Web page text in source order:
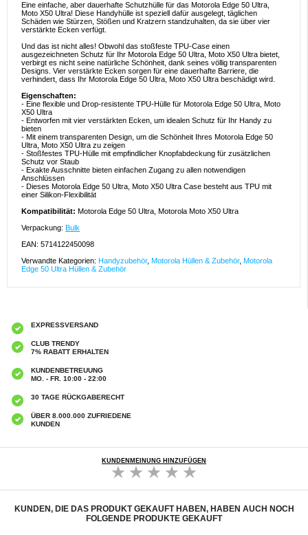
Eine einfache, aber dauerhafte Schutzhülle für das Motorola Edge 50 Ultra,
Moto X50 Ultra! Diese Handyhülle ist speziell dafür ausgelegt, täglichen
Schäden wie Stürzen, Stößen und Kratzern standzuhalten, da sie über vier
verstärkte Ecken verfügt.
Und das ist nicht alles! Obwohl das stoßfeste TPU-Case einen
ausgezeichneten Schutz für Ihr Motorola Edge 50 Ultra, Moto X50 Ultra bietet,
verbirgt es nicht seine natürliche Schönheit, dank seines völlig transparenten
Designs. Vier verstärkte Ecken sorgen für eine dauerhafte Barriere, die
verhindert, dass Ihr Motorola Edge 50 Ultra, Moto X50 Ultra beschädigt wird.
Eigenschaften:
- Eine flexible und Drop-resistente TPU-Hülle für Motorola Edge 50 Ultra, Moto
X50 Ultra
- Entworfen mit vier verstärkten Ecken, um idealen Schutz für Ihr Handy zu
bieten
- Mit einem transparenten Design, um die Schönheit Ihres Motorola Edge 50
Ultra, Moto X50 Ultra zu zeigen
- Stoßfestes TPU-Hülle mit empfindlicher Knopfabdeckung für zusätzlichen
Schutz vor Staub
- Exakte Ausschnitte bieten einfachen Zugang zu allen notwendigen
Anschlüssen
- Dieses Motorola Edge 50 Ultra, Moto X50 Ultra Case besteht aus TPU mit
einer Silikon-Flexibilität
Kompatibilität: Motorola Edge 50 Ultra, Motorola Moto X50 Ultra
Verpackung: Bulk
EAN: 5714122450098
Verwandte Kategorien: Handyzubehör, Motorola Hüllen & Zubehör, Motorola
Edge 50 Ultra Hüllen & Zubehör
EXPRESSVERSAND
CLUB TRENDY
7% RABATT ERHALTEN
KUNDENBETREUUNG
MO. - FR. 10:00 - 22:00
30 TAGE RÜCKGABERECHT
ÜBER 8.000.000 ZUFRIEDENE
KUNDEN
KUNDENMEINUNG HINZUFÜGEN
KUNDEN, DIE DAS PRODUKT GEKAUFT HABEN, HABEN AUCH NOCH
FOLGENDE PRODUKTE GEKAUFT